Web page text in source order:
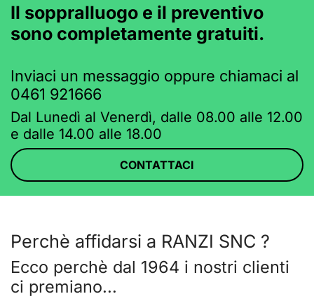
Il soppralluogo e il preventivo
sono completamente gratuiti.
Inviaci un messaggio oppure chiamaci al
0461 921666
Dal Lunedì al Venerdì, dalle 08.00 alle 12.00
e dalle 14.00 alle 18.00
CONTATTACI
Perchè affidarsi a RANZI SNC ?
Ecco perchè dal 1964 i nostri clienti
ci premiano...